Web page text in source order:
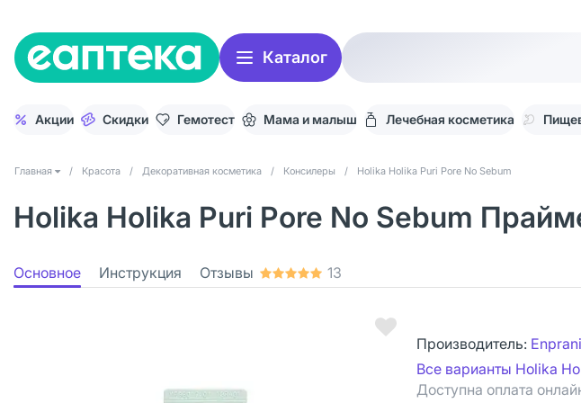
Каталог
Акции Скидки Гемотест Мама и малыш Лечебная косметика
Главная / Красота / Декоративная косметика / Консилеры / Holika Holika Puri Pore No Sebum
Holika Holika Puri Pore No Sebum
Основное Инструкция Отзывы 13
Производитель:
Все варианты Holika
Доступна оплата